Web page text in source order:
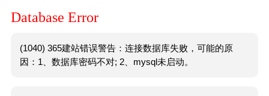
Database Error
(1040) 365建站错误警告：连接数据库失败，可能的原
因：1、数据库密码不对; 2、mysql未启动。